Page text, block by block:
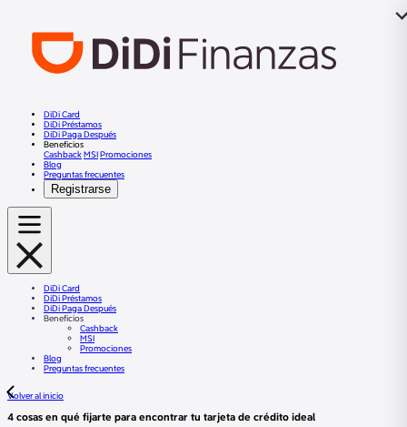
DiDi Card
DiDi Préstamos
DiDi Paga Después
Beneficios
CashbackMSIPromociones
Blog
Preguntas frecuentes
Registrarse
DiDi Card
DiDi Préstamos
DiDi Paga Después
Beneficios
Cashback
MSI
Promociones
Blog
Preguntas frecuentes
Volver al inicio
4 cosas en qué fijarte para encontrar tu tarjeta de crédito ideal